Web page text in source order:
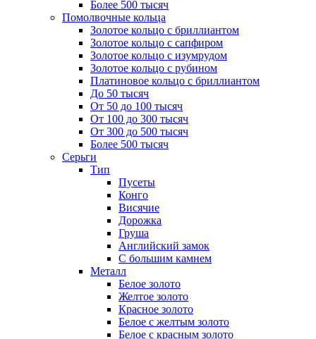
Более 500 тысяч
Помолвочные кольца
Золотое кольцо с бриллиантом
Золотое кольцо с сапфиром
Золотое кольцо с изумрудом
Золотое кольцо с рубином
Платиновое кольцо с бриллиантом
До 50 тысяч
От 50 до 100 тысяч
От 100 до 300 тысяч
От 300 до 500 тысяч
Более 500 тысяч
Серьги
Тип
Пусеты
Конго
Висячие
Дорожка
Груша
Английский замок
С большим камнем
Металл
Белое золото
Желтое золото
Красное золото
Белое с желтым золото
Белое с красным золото